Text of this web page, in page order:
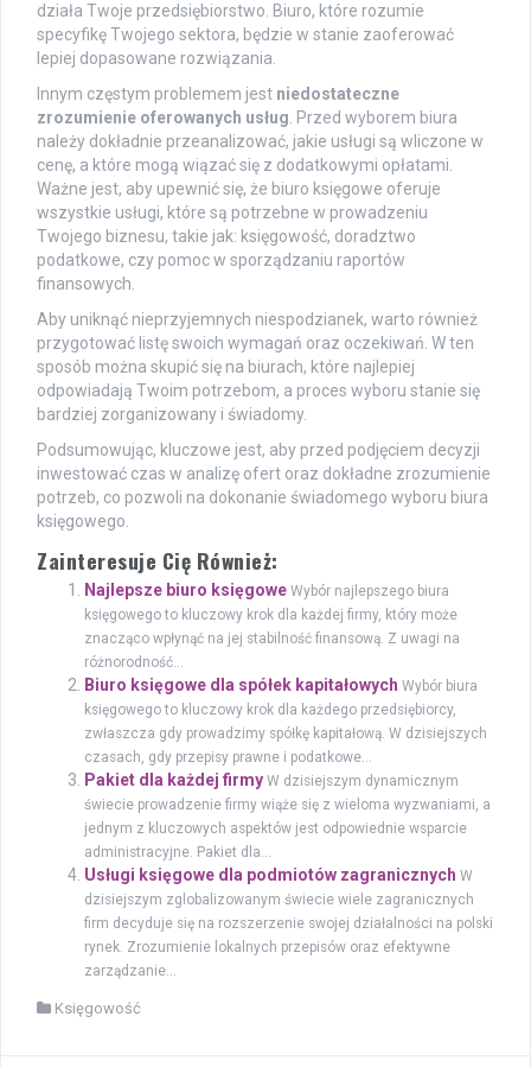
działa Twoje przedsiębiorstwo. Biuro, które rozumie
specyfikę Twojego sektora, będzie w stanie zaoferować
lepiej dopasowane rozwiązania.
Innym częstym problemem jest niedostateczne
zrozumienie oferowanych usług. Przed wyborem biura
należy dokładnie przeanalizować, jakie usługi są wliczone w
cenę, a które mogą wiązać się z dodatkowymi opłatami.
Ważne jest, aby upewnić się, że biuro księgowe oferuje
wszystkie usługi, które są potrzebne w prowadzeniu
Twojego biznesu, takie jak: księgowość, doradztwo
podatkowe, czy pomoc w sporządzaniu raportów
finansowych.
Aby uniknąć nieprzyjemnych niespodzianek, warto również
przygotować listę swoich wymagań oraz oczekiwań. W ten
sposób można skupić się na biurach, które najlepiej
odpowiadają Twoim potrzebom, a proces wyboru stanie się
bardziej zorganizowany i świadomy.
Podsumowując, kluczowe jest, aby przed podjęciem decyzji
inwestować czas w analizę ofert oraz dokładne zrozumienie
potrzeb, co pozwoli na dokonanie świadomego wyboru biura
księgowego.
Zainteresuje Cię Również:
Najlepsze biuro księgowe Wybór najlepszego biura
księgowego to kluczowy krok dla każdej firmy, który może
znacząco wpłynąć na jej stabilność finansową. Z uwagi na
różnorodność...
Biuro księgowe dla spółek kapitałowych Wybór biura
księgowego to kluczowy krok dla każdego przedsiębiorcy,
zwłaszcza gdy prowadzimy spółkę kapitałową. W dzisiejszych
czasach, gdy przepisy prawne i podatkowe...
Pakiet dla każdej firmy W dzisiejszym dynamicznym
świecie prowadzenie firmy wiąże się z wieloma wyzwaniami, a
jednym z kluczowych aspektów jest odpowiednie wsparcie
administracyjne. Pakiet dla...
Usługi księgowe dla podmiotów zagranicznych W
dzisiejszym zglobalizowanym świecie wiele zagranicznych
firm decyduje się na rozszerzenie swojej działalności na polski
rynek. Zrozumienie lokalnych przepisów oraz efektywne
zarządzanie...
Księgowość